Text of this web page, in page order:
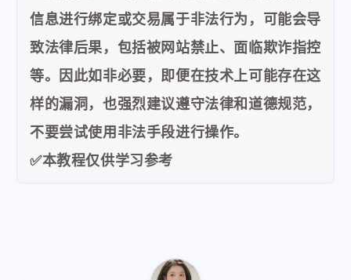
信息进行绑定或交易属于非法行为，可能会导
致法律后果，包括被网站禁止、面临欺诈指控
等。因此如非必要，即便在技术上可能存在这
样的漏洞，也强烈建议遵守法律和道德规范，
不要尝试使用非法手段进行操作。
✅本教程仅供学习参考